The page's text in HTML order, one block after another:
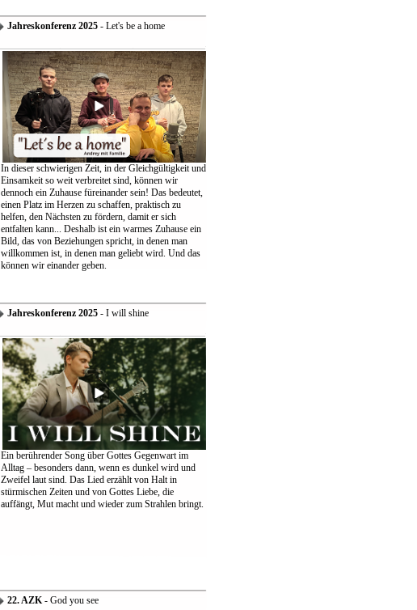
Jahreskonferenz 2025- Let's be a home
In dieser schwierigen Zeit, in der Gleichgültigkeit und
Einsamkeit so weit verbreitet sind, können wir
dennoch ein Zuhause füreinander sein! Das bedeutet,
einen Platz im Herzen zu schaffen, praktisch zu
helfen, den Nächsten zu fördern, damit er sich
entfalten kann... Deshalb ist ein warmes Zuhause ein
Bild, das von Beziehungen spricht, in denen man
willkommen ist, in denen man geliebt wird. Und das
können wir einander geben.
Jahreskonferenz 2025- I will shine
Ein berührender Song über Gottes Gegenwart im
Alltag – besonders dann, wenn es dunkel wird und
Zweifel laut sind. Das Lied erzählt von Halt in
stürmischen Zeiten und von Gottes Liebe, die
auffängt, Mut macht und wieder zum Strahlen bringt.
22. AZK- God you see